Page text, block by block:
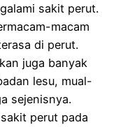
sakit perut.
macam
di perut.
juga banyak
lesu, mual-
sejenisnya.
perut pada